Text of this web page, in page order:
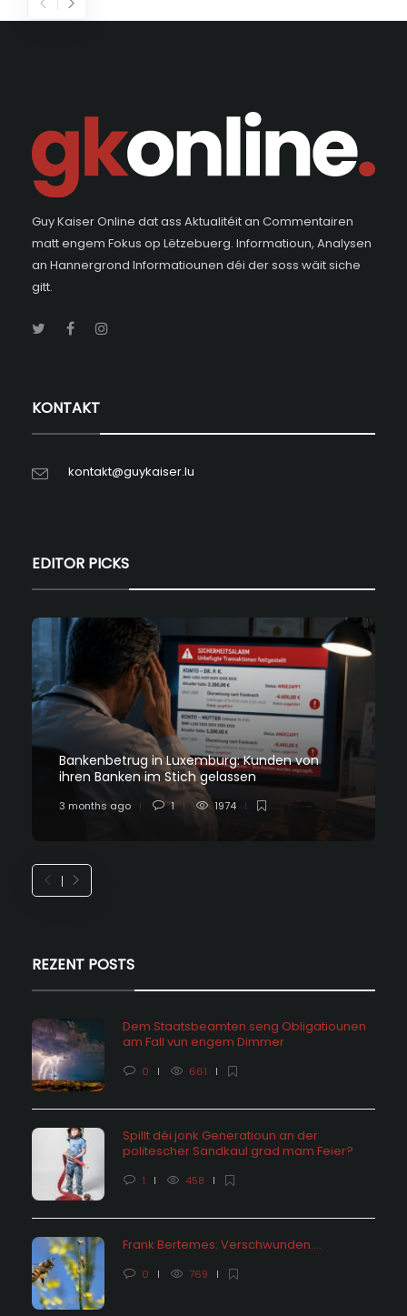
Guy Kaiser Online dat ass Aktualitéit an Commentairen
matt engem Fokus op Lëtzebuerg. Informatioun, Analysen
an Hannergrond Informatiounen déi der soss wäit siche
gitt.
KONTAKT
kontakt@guykaiser.lu
EDITOR PICKS
Bankenbetrug in Luxemburg: Kunden von
ihren Banken im Stich gelassen
3 months ago 1 1974
REZENT POSTS
Dem Staatsbeamten seng Obligatiounen
am Fall vun engem Dimmer
0 661
Spillt déi jonk Generatioun an der
politescher Sandkaul grad mam Feier?
1 458
Frank Bertemes: Verschwunden….
0 769